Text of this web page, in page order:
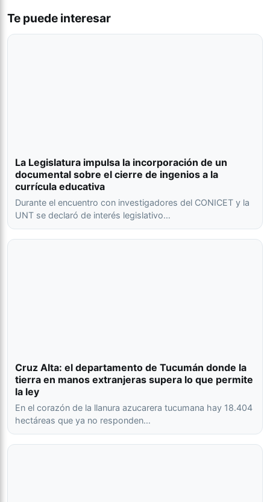
Te puede interesar
La Legislatura impulsa la incorporación de un
documental sobre el cierre de ingenios a la
currícula educativa
Durante el encuentro con investigadores del CONICET y la
UNT se declaró de interés legislativo…
Cruz Alta: el departamento de Tucumán donde la
tierra en manos extranjeras supera lo que permite
la ley
En el corazón de la llanura azucarera tucumana hay 18.404
hectáreas que ya no responden…